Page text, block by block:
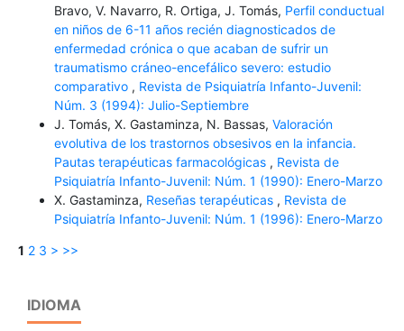
Bravo, V. Navarro, R. Ortiga, J. Tomás, Perfil conductual
en niños de 6-11 años recién diagnosticados de
enfermedad crónica o que acaban de sufrir un
traumatismo cráneo-encefálico severo: estudio
comparativo , Revista de Psiquiatría Infanto-Juvenil:
Núm. 3 (1994): Julio-Septiembre
J. Tomás, X. Gastaminza, N. Bassas, Valoración
evolutiva de los trastornos obsesivos en la infancia.
Pautas terapéuticas farmacológicas , Revista de
Psiquiatría Infanto-Juvenil: Núm. 1 (1990): Enero-Marzo
X. Gastaminza, Reseñas terapéuticas , Revista de
Psiquiatría Infanto-Juvenil: Núm. 1 (1996): Enero-Marzo
1 2 3 > >>
IDIOMA